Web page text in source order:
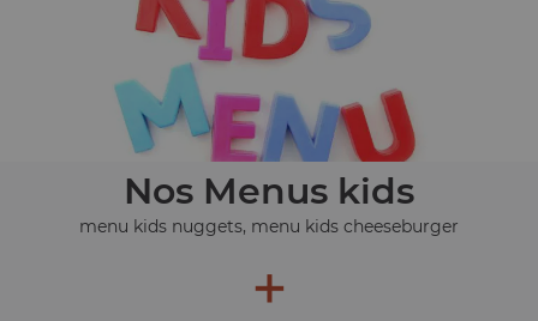
Nos Menus kids
menu kids nuggets, menu kids cheeseburger
+